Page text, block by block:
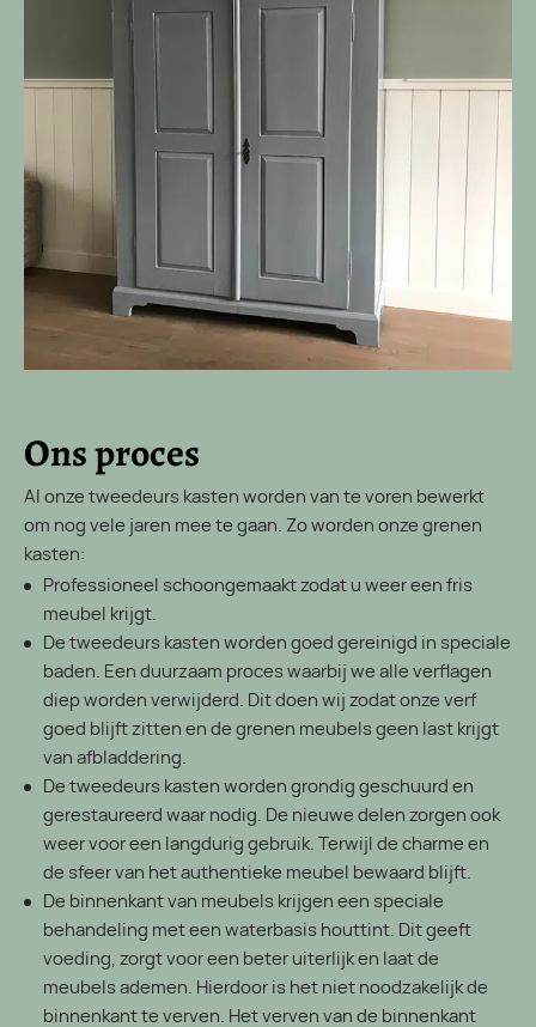
Ons proces
Al onze tweedeurs kasten worden van te voren bewerkt
om nog vele jaren mee te gaan. Zo worden onze grenen
kasten:
Professioneel schoongemaakt zodat u weer een fris
meubel krijgt.
De tweedeurs kasten worden goed gereinigd in speciale
baden. Een duurzaam proces waarbij we alle verflagen
diep worden verwijderd. Dit doen wij zodat onze verf
goed blijft zitten en de grenen meubels geen last krijgt
van afbladdering.
De tweedeurs kasten worden grondig geschuurd en
gerestaureerd waar nodig. De nieuwe delen zorgen ook
weer voor een langdurig gebruik. Terwijl de charme en
de sfeer van het authentieke meubel bewaard blijft.
De binnenkant van meubels krijgen een speciale
behandeling met een waterbasis houttint. Dit geeft
voeding, zorgt voor een beter uiterlijk en laat de
meubels ademen. Hierdoor is het niet noodzakelijk de
binnenkant te verven. Het verven van de binnenkant